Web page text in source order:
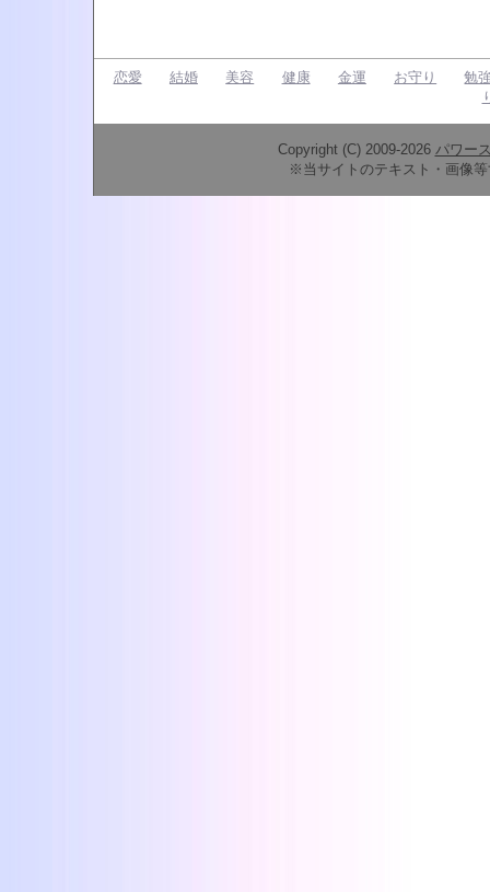
恋愛 結婚 美容 健康 金運 お守り
勉
Copyright (C) 2009-2026 パワー
※当サイトのテキスト・画像